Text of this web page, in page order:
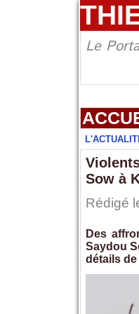
Le
Sow à
Rédigé
Des
Saydou
détails